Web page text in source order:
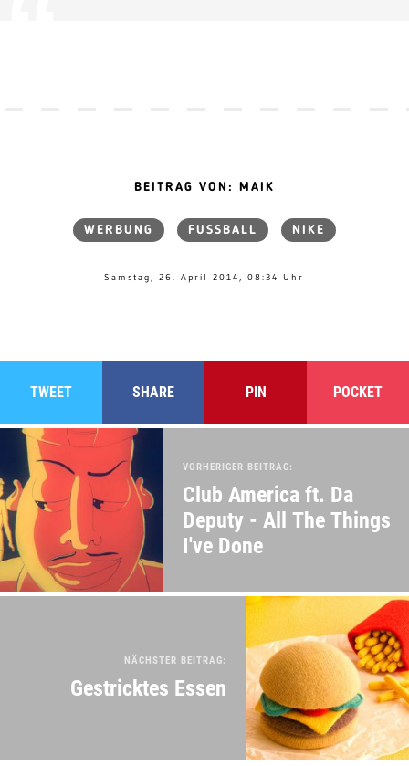
BEITRAG VON: MAIK
WERBUNG FUSSBALL NIKE
Samstag, 26. April 2014, 08:34 Uhr
TWEET SHARE PIN POCKET
VORHERIGER BEITRAG:
Club America ft. Da
Deputy - All The Things
I've Done
NÄCHSTER BEITRAG:
Gestricktes Essen